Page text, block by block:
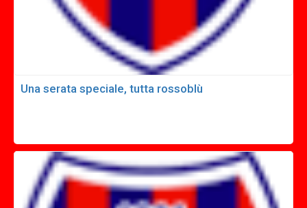
Una serata speciale, tutta rossoblù